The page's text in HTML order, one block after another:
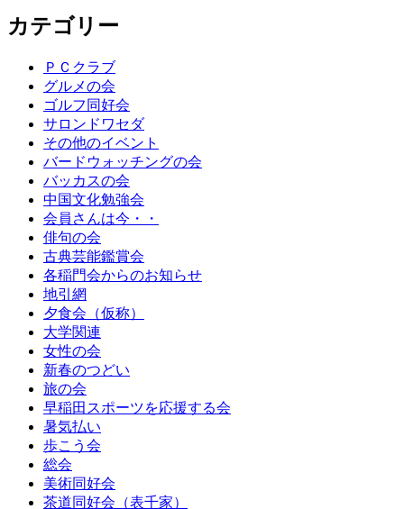
カテゴリー
ＰＣクラブ
グルメの会
ゴルフ同好会
サロンドワセダ
その他のイベント
バードウォッチングの会
バッカスの会
中国文化勉強会
会員さんは今・・
俳句の会
古典芸能鑑賞会
各稲門会からのお知らせ
地引網
夕食会（仮称）
大学関連
女性の会
新春のつどい
旅の会
早稲田スポーツを応援する会
暑気払い
歩こう会
総会
美術同好会
茶道同好会（表千家）